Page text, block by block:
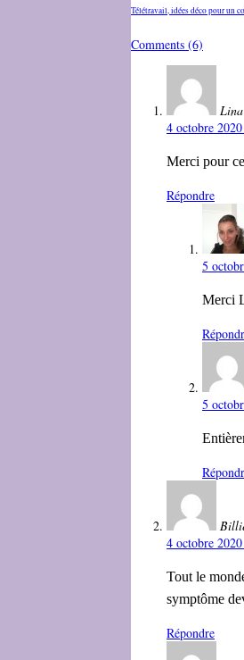
Télétravail, idées déco pour un
Comments (6)
Lina
4 octobre
Merci pour
Répondre
5
Merci
5
4 octobre
Tout le
symptôme
Répondre